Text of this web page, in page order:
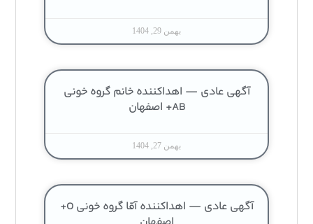
بهمن 29, 1404
آگهی عادی — اهداکننده خانم گروه خونی
AB+ اصفهان
بهمن 27, 1404
آگهی عادی — اهداکننده آقا گروه خونی O+